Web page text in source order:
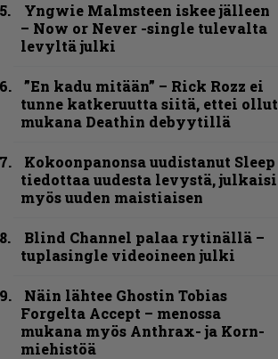
Yngwie Malmsteen iskee jälleen
– Now or Never -single tulevalta
levyltä julki
”En kadu mitään” – Rick Rozz ei
tunne katkeruutta siitä, ettei ollut
mukana Deathin debyytillä
Kokoonpanonsa uudistanut Sleep
tiedottaa uudesta levystä, julkaisi
myös uuden maistiaisen
Blind Channel palaa rytinällä –
tuplasingle videoineen julki
Näin lähtee Ghostin Tobias
Forgelta Accept – menossa
mukana myös Anthrax- ja Korn-
miehistöä